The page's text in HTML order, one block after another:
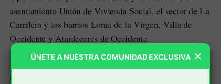
asentamiento Unión de Vivienda Social, el sector de La
Carrilera y los barrios Loma de la Virgen, Villa de
Occidente y Atardeceres de Occidente.
Durante la operación se llevaron a cabo cuatro
diligencias de registro y allanamiento, además de una
×
ÚNETE A NUESTRA COMUNIDAD EXCLUSIVA